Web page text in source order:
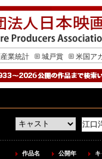
業統計 城戸賞 米国ア
作品名 公開年